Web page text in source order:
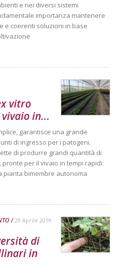
e nei diversi sistemi
importanza mantenere
e coerenti soluzioni in base
vitro
in...
garantisce una grande
di ingresso per i patogeni.
di produrre grandi quantità di
per il vivaio in tempi rapidi:
pianta bimembre autonoma
29 Aprile 2019
di
in